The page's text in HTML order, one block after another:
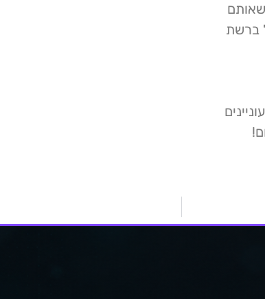
ברשת